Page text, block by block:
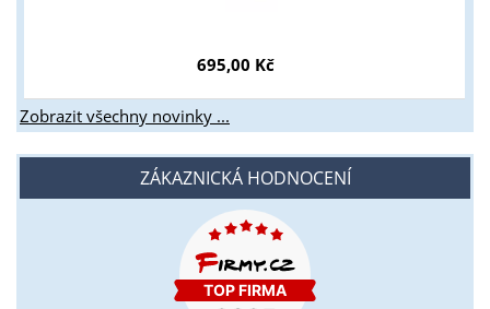
695,00 Kč
Zobrazit všechny novinky ...
ZÁKAZNICKÁ HODNOCENÍ